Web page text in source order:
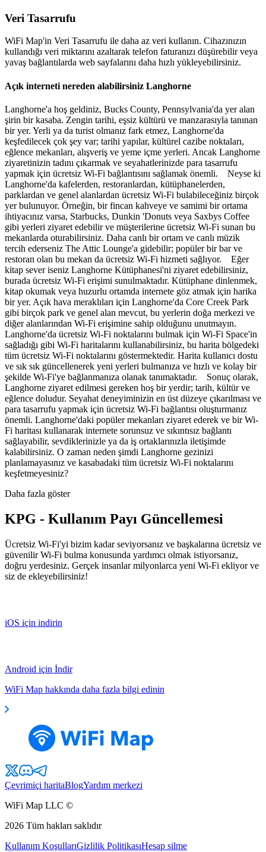
Veri Tasarrufu
WiFi Map'in Veri Tasarrufu ile daha az veri kullanın. Cihazınızın
kullandığı veri miktarını azaltarak telefon faturanızı düşürebilir veya
yavaş bağlantılarda web sayfalarını daha hızlı yükleyebilirsiniz.
Açık interneti nereden alabilirsiniz Langhorne
Langhorne'a hoş geldiniz, Bucks County, Pennsylvania'da yer alan
şirin bir kasaba. Zengin tarihi, eşsiz kültürü ve manzarasıyla tanınan
bir yer. Yerli ya da turist olmanız fark etmez, Langhorne'da
keşfedilecek çok şey var; tarihi yapılar, kültürel cazibe noktaları,
eğlence mekanları, alışveriş ve yeme içme yerleri. Ancak Langhorne
ziyaretinizin tadını çıkarmak ve seyahatlerinizde para tasarrufu
yapmak için ücretsiz Wi-Fi bağlantısını sağlamak önemli. Neyse ki
Langhorne'da kafelerden, restoranlardan, kütüphanelerden,
parklardan ve genel alanlardan ücretsiz Wi-Fi bulabileceğiniz birçok
yer bulunuyor. Örneğin, bir fincan kahveye ve samimi bir ortama
ihtiyacınız varsa, Starbucks, Dunkin 'Donuts veya Saxbys Coffee
gibi yerleri ziyaret edebilir ve müşterilerine ücretsiz Wi-Fi sunan bu
mekanlarda oturabilirsiniz. Daha canlı bir ortam ve canlı müzik
tercih ederseniz The Attic Lounge'a gidebilir; popüler bir bar ve
restoran olan bu mekan da ücretsiz Wi-Fi hizmeti sağlıyor. Eğer
kitap sever iseniz Langhorne Kütüphanesi'ni ziyaret edebilirsiniz,
burada ücretsiz Wi-Fi erişimi sunulmaktadır. Kütüphane dinlenmek,
kitap okumak veya huzurlu ortamda internete göz atmak için harika
bir yer. Açık hava meraklıları için Langhorne'da Core Creek Park
gibi birçok park ve genel alan mevcut, bu yerlerin doğa merkezi ve
diğer alanlarından Wi-Fi erişimine sahip olduğunu unutmayın.
Langhorne'da ücretsiz Wi-Fi noktalarını bulmak için Wi-Fi Space'in
sağladığı gibi Wi-Fi haritalarını kullanabilirsiniz, bu harita bölgedeki
tüm ücretsiz Wi-Fi noktalarını göstermektedir. Harita kullanıcı dostu
ve sık sık güncellenerek yeni yerleri bulmanıza ve hızlı ve kolay bir
şekilde Wi-Fi'ye bağlanmanıza olanak tanımaktadır. Sonuç olarak,
Langhorne ziyaret edilmesi gereken hoş bir yerdir; tarih, kültür ve
eğlence doludur. Seyahat deneyiminizin en üst düzeye çıkarılması ve
para tasarrufu yapmak için ücretsiz Wi-Fi bağlantısı oluşturmanız
önemli. Langhorne'daki popüler mekanları ziyaret ederek ve bir Wi-
Fi haritası kullanarak internete sorunsuz ve sıkıntısız bağlantı
sağlayabilir, sevdiklerinizle ya da iş ortaklarınızla iletişimde
kalabilirsiniz. O zaman neden şimdi Langhorne gezinizi
planlamayasınız ve kasabadaki tüm ücretsiz Wi-Fi noktalarını
keşfetmeyesiniz?
Daha fazla göster
KPG - Kullanım Payı Güncellemesi
Ücretsiz Wi-Fi'yi bizim kadar seviyorsanız ve başkalarına ücretsiz ve
güvenilir Wi-Fi bulma konusunda yardımcı olmak istiyorsanız,
doğru yerdesiniz. Gerçek insanlar milyonlarca yeni Wi-Fi ekliyor ve
siz de ekleyebilirsiniz!
iOS için indirin
Android için İndir
WiFi Map hakkında daha fazla bilgi edinin
Çevrimiçi haritaBlogYardım merkezi
WiFi Map LLC ©
2026 Tüm hakları saklıdır
Kullanım KoşullarıGizlilik PolitikasıHesap silme